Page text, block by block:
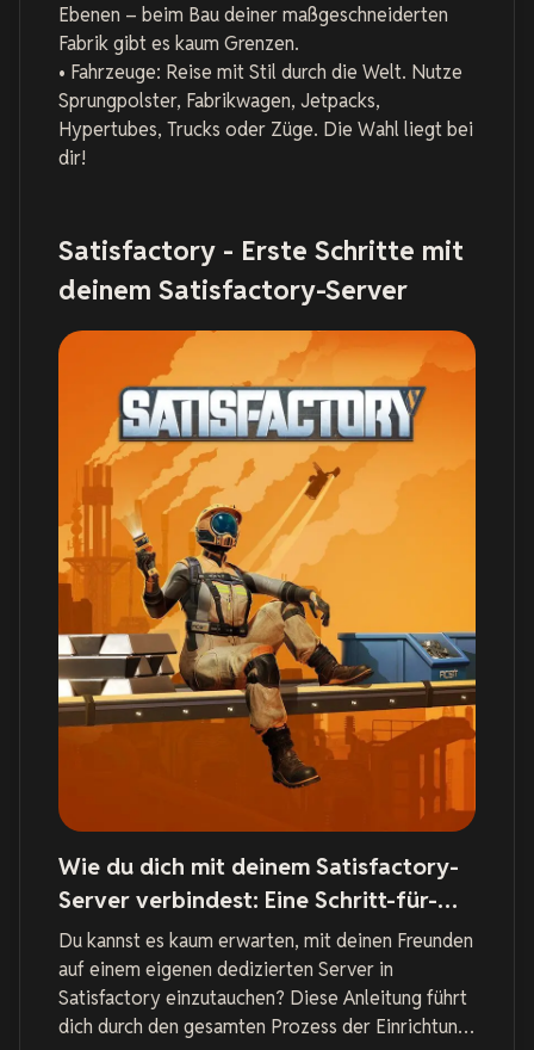
Ebenen – beim Bau deiner maßgeschneiderten
Fabrik gibt es kaum Grenzen.
• Fahrzeuge: Reise mit Stil durch die Welt. Nutze
Sprungpolster, Fabrikwagen, Jetpacks,
Hypertubes, Trucks oder Züge. Die Wahl liegt bei
dir!
Satisfactory - Erste Schritte mit
deinem Satisfactory-Server
Wie du dich mit deinem Satisfactory-
Server verbindest: Eine Schritt-für-
Schritt-Anleitung
Du kannst es kaum erwarten, mit deinen Freunden
auf einem eigenen dedizierten Server in
Satisfactory einzutauchen? Diese Anleitung führt
dich durch den gesamten Prozess der Einrichtung